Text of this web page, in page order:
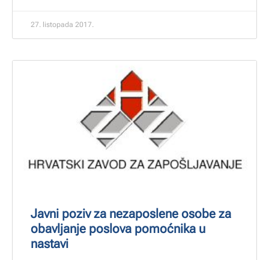
27. listopada 2017.
Javni poziv za nezaposlene osobe za
obavljanje poslova pomoćnika u
nastavi